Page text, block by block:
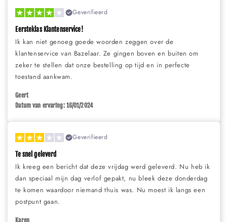
Geverifieerd
Eersteklas Klantenservice!
Ik kan niet genoeg goede woorden zeggen over de
klantenservice van Bazelaar. Ze gingen boven en buiten om
zeker te stellen dat onze bestelling op tijd en in perfecte
toestand aankwam.
Geert
Datum van ervaring: 16/01/2024
Geverifieerd
Te snel geleverd
Ik kreeg een bericht dat deze vrijdag werd geleverd. Nu heb ik
dan speciaal mijn dag verlof gepakt, nu bleek deze donderdag
te komen waardoor niemand thuis was. Nu moest ik langs een
postpunt gaan.
Karen